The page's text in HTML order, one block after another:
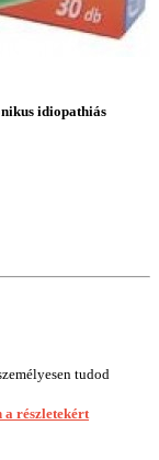
idiopathiás
tudod
a részletekért